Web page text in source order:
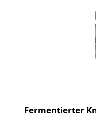
Fermentierter